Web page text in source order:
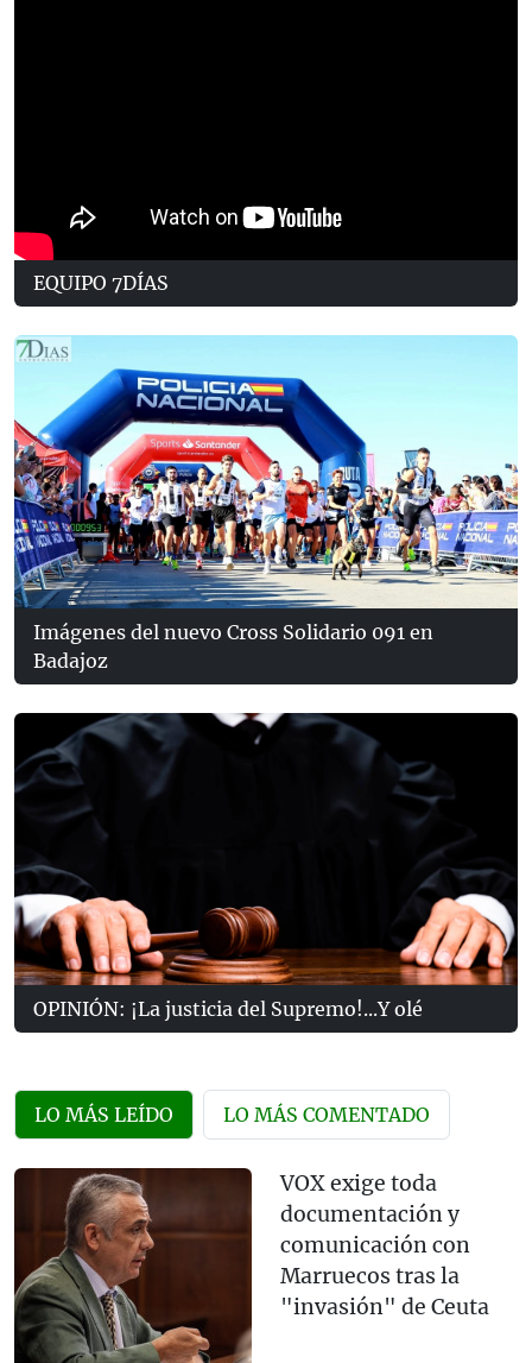
EQUIPO 7DÍAS
Imágenes del nuevo Cross Solidario 091 en
Badajoz
OPINIÓN: ¡La justicia del Supremo!...Y olé
LO MÁS LEÍDO LO MÁS COMENTADO
VOX exige toda
documentación y
comunicación con
Marruecos tras la
"invasión" de Ceuta